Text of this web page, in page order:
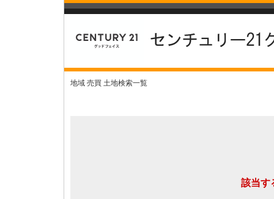
地域 売買 土地検索一覧
該当す